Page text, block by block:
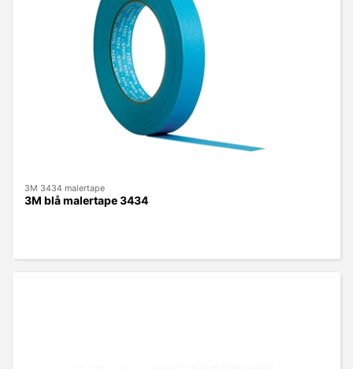
3M 3434 malertape
3M blå malertape 3434